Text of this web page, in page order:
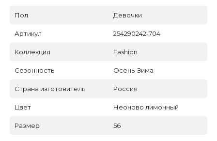
Пол Девочки
Артикул 254290242-704
Коллекция Fashion
Сезонность Осень-Зима
Страна изготовитель Россия
Цвет Неоново лимонный
Размер 56